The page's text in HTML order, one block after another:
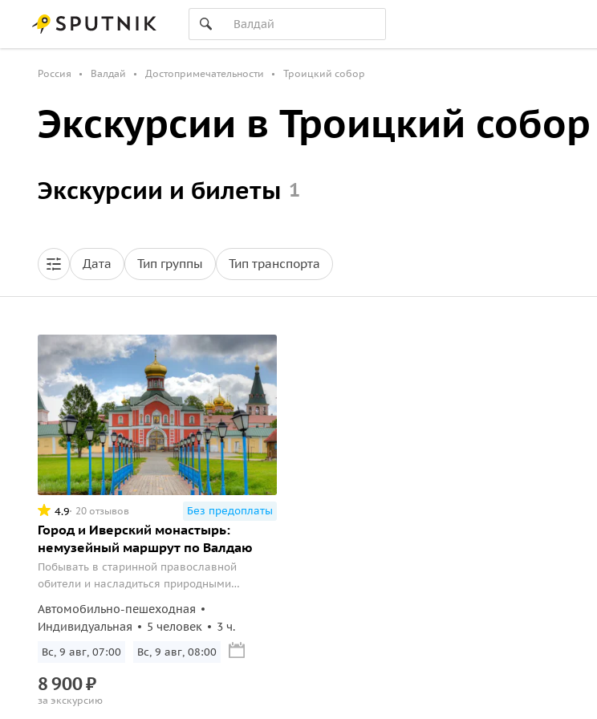
Россия Валдай Достопримечательности Троицкий собор
Экскурсии в Троицкий
Экскурсии и билеты 1
Дата Тип группы Тип транспорта
4.9 20 отзывов Без предоплаты
Город и Иверский монастырь:
немузейный маршрут по Валдаю
Побывать в старинной православной
обители и насладиться природными
Автомобильно-пешеходная
Индивидуальная
5 человек 3 ч.
Вс, 9 авг, 07:00 Вс, 9 авг, 08:00
8900₽
за экскурсию